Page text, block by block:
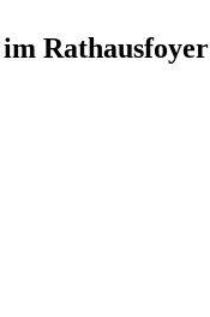
Rathausfoyer